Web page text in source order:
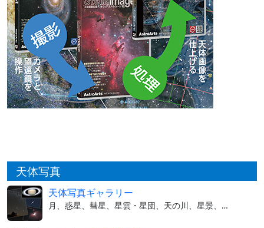
天体写真
天体写真ギャラリー
月、惑星、彗星、星雲・星団、天の川、星景、…